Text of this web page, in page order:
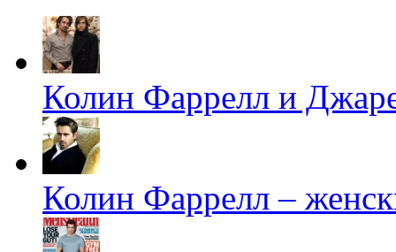
Колин Фаррелл и
Колин Фаррелл –